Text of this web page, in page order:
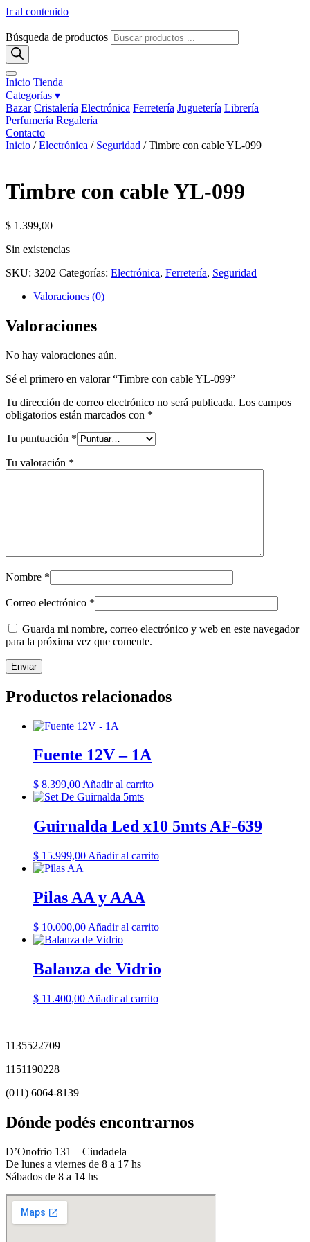
Ir al contenido
Búsqueda de productos
Inicio Tienda
Categorías ▾
Bazar Cristalería Electrónica Ferretería Juguetería Librería
Perfumería Regalería
Contacto
Inicio /Electrónica / Seguridad / Timbre con cable YL-099
Timbre con cable YL-099
$ 1.399,00
Sin existencias
SKU: 3202 Categorías: Electrónica, Ferretería, Seguridad
Valoraciones (0)
Valoraciones
No hay valoraciones aún.
Sé el primero en valorar “Timbre con cable YL-099”
Tu dirección de correo electrónico no será publicada. Los campos
obligatorios están marcados con *
Tu puntuación *
Tu valoración *
Nombre *
Correo electrónico *
Guarda mi nombre, correo electrónico y web en este navegador
para la próxima vez que comente.
Productos relacionados
Fuente 12V – 1A
$ 8.399,00 Añadir al carrito
Guirnalda Led x10 5mts AF-639
$ 15.999,00 Añadir al carrito
Pilas AA y AAA
$ 10.000,00 Añadir al carrito
Balanza de Vidrio
$ 11.400,00 Añadir al carrito
1135522709
1151190228
(011) 6064-8139
Dónde podés encontrarnos
D’Onofrio 131 – Ciudadela
De lunes a viernes de 8 a 17 hs
Sábados de 8 a 14 hs